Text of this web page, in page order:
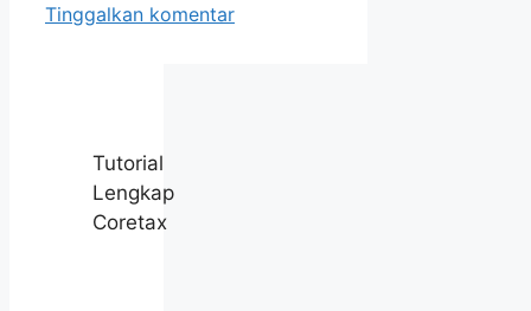
Tinggalkan komentar
Tutorial
Lengkap
Coretax